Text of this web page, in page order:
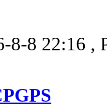
8-8 22:16 ,